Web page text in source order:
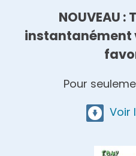
NOUVEAU
instantanément
Pour
Voir